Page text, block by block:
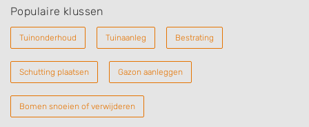
Populaire klussen
Tuinonderhoud Tuinaanleg Bestrating
Schutting plaatsen Gazon aanleggen
Bomen snoeien of verwijderen